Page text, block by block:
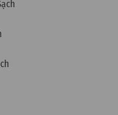
Phân loại & Mục đích